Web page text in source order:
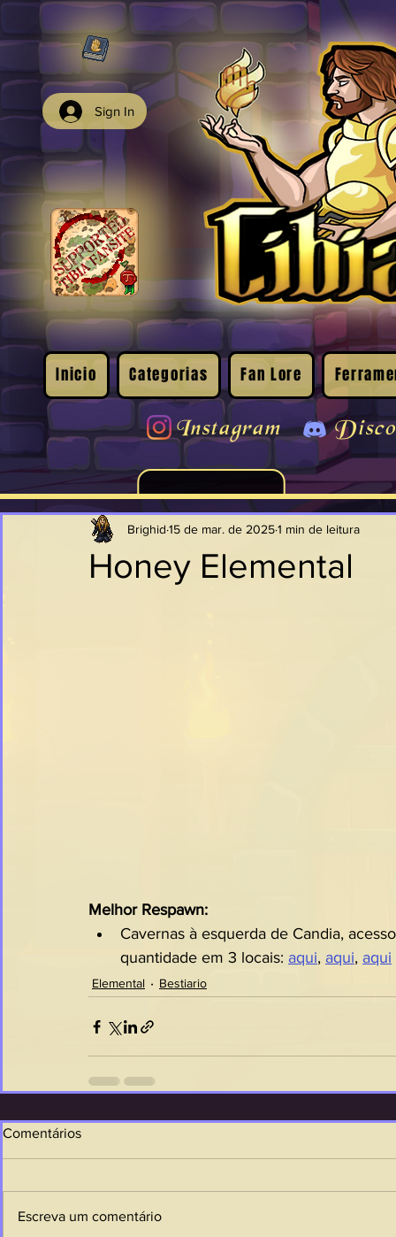
Sign In
Inicio Categorias Fan Lore
Instagram
Honey Elemental
Brighid 15 de mar. de 20251 min de leitura
Melhor Respawn:
Cavernas à esquerda de Candia,
quantidade em 3 locais: aqui, aqui, aqui
Elemental Bestiario
Comentários
Escreva um comentário